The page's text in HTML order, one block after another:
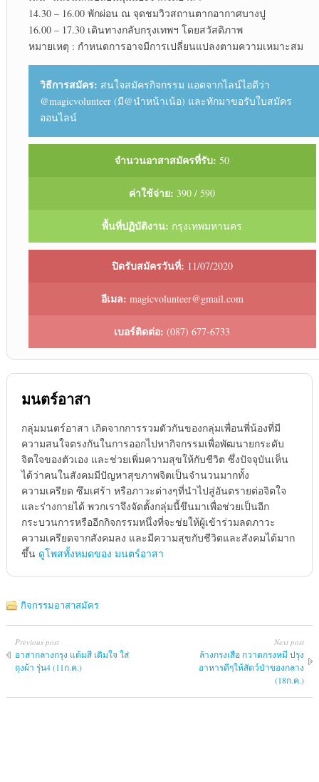
14.30 – 16.00 พักผ่อน ณ จุดชมวิวสถานตากอากาศบางปู
16.00 – 17.30 เดินทางกลับกรุงเทพฯ โดยสวัสดิภาพ
หมายเหตุ : กำหนดการอาจมีการเปลี่ยนแปลงตามความเหมาะสม
วิธีการสมัคร: สนใจสมัครกิจกรรม แอดจากไลน์ไอดีว่า
@magicvolunteer (มี@นำหน้าเน้อ) และทักมาขอรับใบสมัคร
ออนไลน์
จำนวนอาสาสมัครที่รับ: 50
ค่าใช้จ่าย: 390 / 590
พื้นที่ปฏิบัติงาน: กรุงเทพมหานคร
ปิดรับสมัครวันที่: 11/07/2020
อีเมล: magicvolunteer@gmail.com
เบอร์ติดต่อ: (087) 677-6733
มนตร์อาสา
กลุ่มมนตร์อาสา เกิดจากการรวมตัวกันของกลุ่มเพื่อนพี่น้องที่มี
ความสนใจตรงกันในการออกไปหากิจกรรมเพื่อพัฒนายกระดับ
จิตใจของตัวเอง และช่วยเพิ่มความสุขให้กับชีวิต ซึ่งปัจจุบันเห็น
ได้ว่าคนในสังคมมีปัญหาสุขภาพจิตเป็นจำนวนมากทั้ง
ความเครียด ซึมเศร้า หรือภาวะต่างๆที่นำไปสู่อันตรายต่อจิตใจ
และร่างกายได้ พวกเราจึงจัดตั้งกลุ่มนี้ขึนมาเพื่อช่วยเป็นอีก
กระบวนการหรืออีกกิจกรรมหนึ่งที่จะช่ยให้ผู้เข้าร่วมลดภาวะ
ความเครียดจากสังคมลง และมีความสุขกับชีวิตและสังคมได้มาก
ขึ้น ดูโพสทั้งหมดของ มนตร์อาสา
กิจกรรมอาสาสมัคร
Previous post
อาสากลางกรุง แต้มสี เติมใจ ใส่
ถุงผ้า รุ่น4 (11ก.ค.)
Next post
ล้างกรงเสือ กวาดกรงหมี ปรุง
อาหารดีๆให้สัตว์ป่าของกลาง
(18ก.ค.)